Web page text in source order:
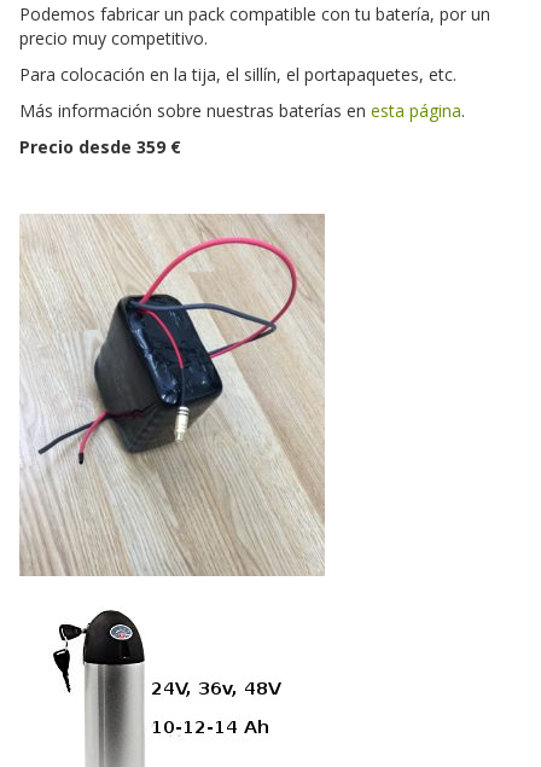
Podemos fabricar un pack compatible con tu batería, por un
precio muy competitivo.
Para colocación en la tija, el sillín, el portapaquetes, etc.
Más información sobre nuestras baterías en esta página.
Precio desde 359 €